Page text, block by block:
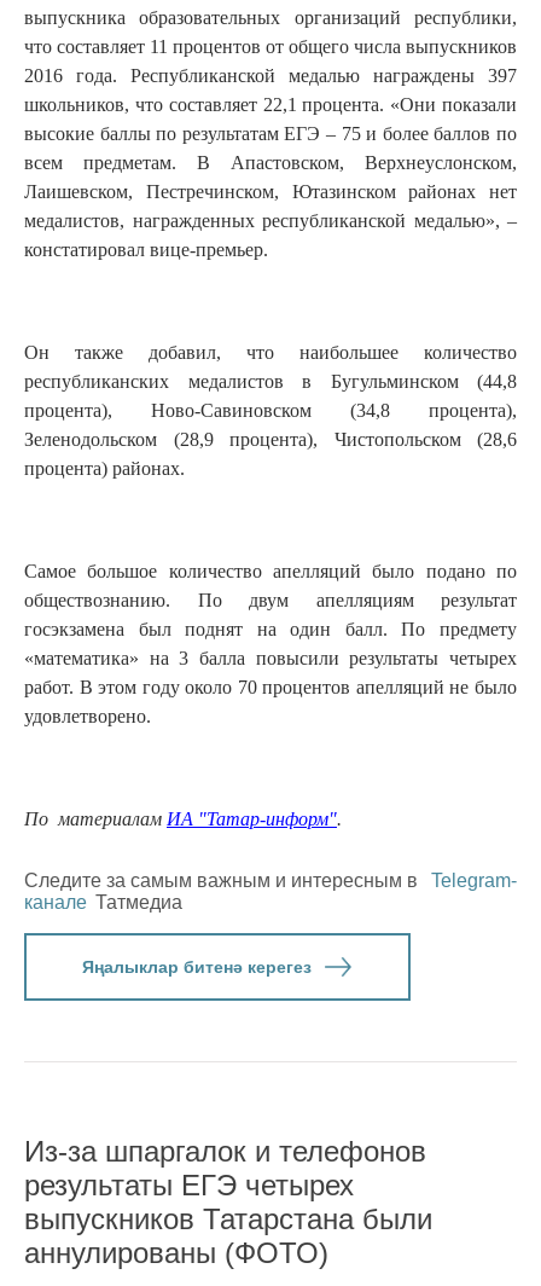
выпускника образовательных организаций республики,
что составляет 11 процентов от общего числа выпускников
2016 года. Республиканской медалью награждены 397
школьников, что составляет 22,1 процента. «Они показали
высокие баллы по результатам ЕГЭ – 75 и более баллов по
всем предметам. В Апастовском, Верхнеуслонском,
Лаишевском, Пестречинском, Ютазинском районах нет
медалистов, награжденных республиканской медалью», –
констатировал вице-премьер.
Он также добавил, что наибольшее количество
республиканских медалистов в Бугульминском (44,8
процента), Ново-Савиновском (34,8 процента),
Зеленодольском (28,9 процента), Чистопольском (28,6
процента) районах.
Самое большое количество апелляций было подано по
обществознанию. По двум апелляциям результат
госэкзамена был поднят на один балл. По предмету
«математика» на 3 балла повысили результаты четырех
работ. В этом году около 70 процентов апелляций не было
удовлетворено.
По материалам ИА "Татар-информ".
Следите за самым важным и интересным в
Telegram-
канале Татмедиа
Яңалыклар битенә керегез
Из-за шпаргалок и телефонов
результаты ЕГЭ четырех
выпускников Татарстана были
аннулированы (ФОТО)